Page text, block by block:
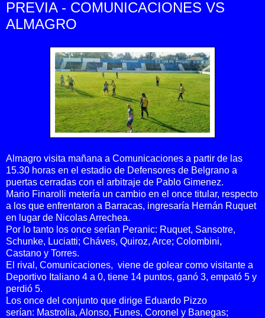
PREVIA - COMUNICACIONES VS
ALMAGRO
Almagro visita mañana a Comunicaciones a partir de las
15.30 horas en el estadio de Defensores de Belgrano a
puertas cerradas con el arbitraje de Pablo Gimenez.
Mario Finarolli metería un cambio en el once titular, respecto
a los que enfrentaron a Barracas, ingresaría Hernán Ruquet
en lugar de Nicolas Arrechea.
Por lo tanto los once serían Peranic: Ruquet, Sansotre,
Schunke, Luciatti; Cháves, Quiroz, Arce; Colombini,
Castano y Torres.
El rival, Comunicaciones, viene de golear como visitante a
Deportivo Italiano 4 a 0, tiene 14 puntos, ganó 3, empató 5 y
perdió 5.
Los once del conjunto que dirige Eduardo Pizzo
serían: Mastrolia, Alonso, Funes, Coronel y Banegas;